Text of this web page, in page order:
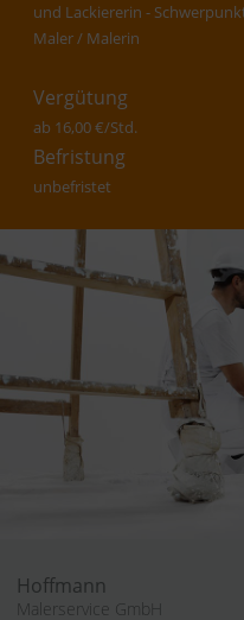
und Lackiererin -
Maler / Malerin
Vergütung
ab 16,00 €/Std.
Befristung
unbefristet
Hoffmann
Malerservice GmbH